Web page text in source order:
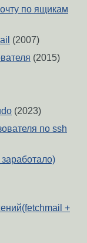
по ящикам
(2007)
(2015)
(2023)
по ssh
+